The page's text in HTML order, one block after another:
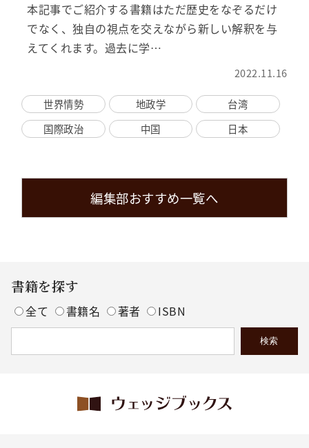
本記事でご紹介する書籍はただ歴史をなぞるだけ
でなく、独自の視点を交えながら新しい解釈を与
えてくれます。過去に学…
2022.11.16
世界情勢 地政学
台湾
国際政治
中国 日本
編集部おすすめ一覧へ
書籍を探す
全て 書籍名 著者 ISBN